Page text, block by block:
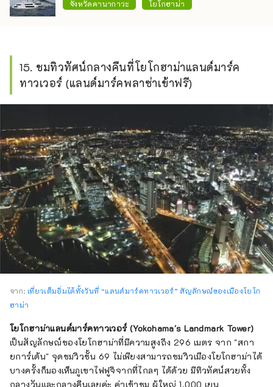
จังหวัดคานากาวะ โยโกฮาม่า
15. ชมทิวทัศน์กลางคืนที่โยโกฮาม่าแลนด์มาร์ค
ทาวเวอร์ (แลนด์มาร์คพลาซ่าเข้าฟรี)
จาก: เที่ยวเต็มอิ่มได้ทั้งวันที่ “แลนด์มาร์คทาวเวอร์” สัญลักษณ์ของเมืองโยโก
ฮาม่า
โยโกฮาม่าแลนด์มาร์คทาวเวอร์ (Yokohama's Landmark Tower)
เป็นสัญลักษณ์ของโยโกฮาม่าที่มีความสูงถึง 296 เมตร จาก "สกา
ยการ์เด้น" จุดชมวิวชั้น 69 ไม่เพียงสามารถชมวิวเมืองโยโกฮาม่าได้
บางครั้งก็มองเห็นภูเขาไฟฟูจิจากที่ไกลๆ ได้ด้วย มีทิวทัศน์สวยทั้ง
กลางวันและกลางคืนเลยค่ะ ค่าเข้าชม ผู้ใหญ่ 1,000 เยน